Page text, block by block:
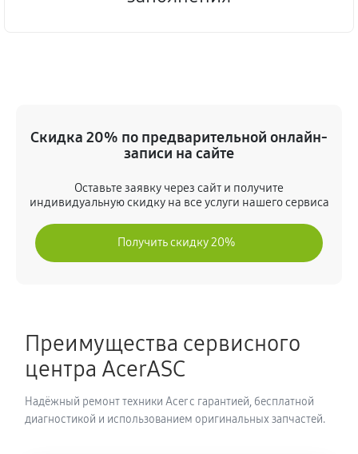
Скидка 20% по предварительной онлайн-
записи на сайте
Оставьте заявку через сайт и получите
индивидуальную скидку на все услуги нашего сервиса
Получить скидку 20%
Преимущества сервисного
центра AcerASC
Надёжный ремонт техники Acer с гарантией, бесплатной
диагностикой и использованием оригинальных запчастей.